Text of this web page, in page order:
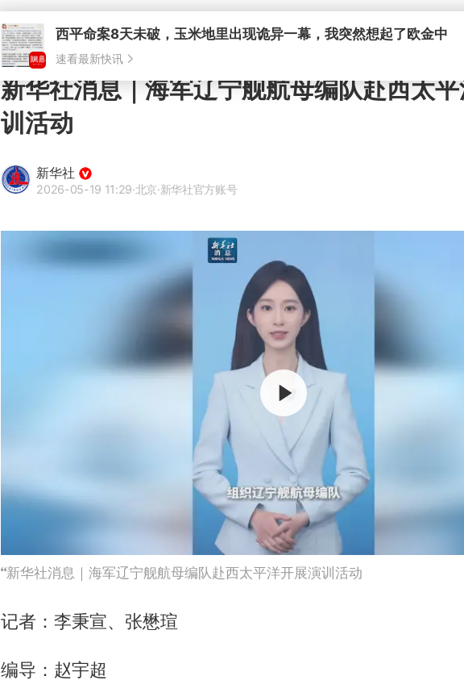
新华社消息｜海军辽宁舰航母编队赴西太
训活动
新华社
2026-05-19 11:29·北京·新华社官方账号
新华社消息｜海军辽宁舰航母编队赴西太平洋开展演训活动
记者：李秉宣、张懋瑄
编导：赵宇超